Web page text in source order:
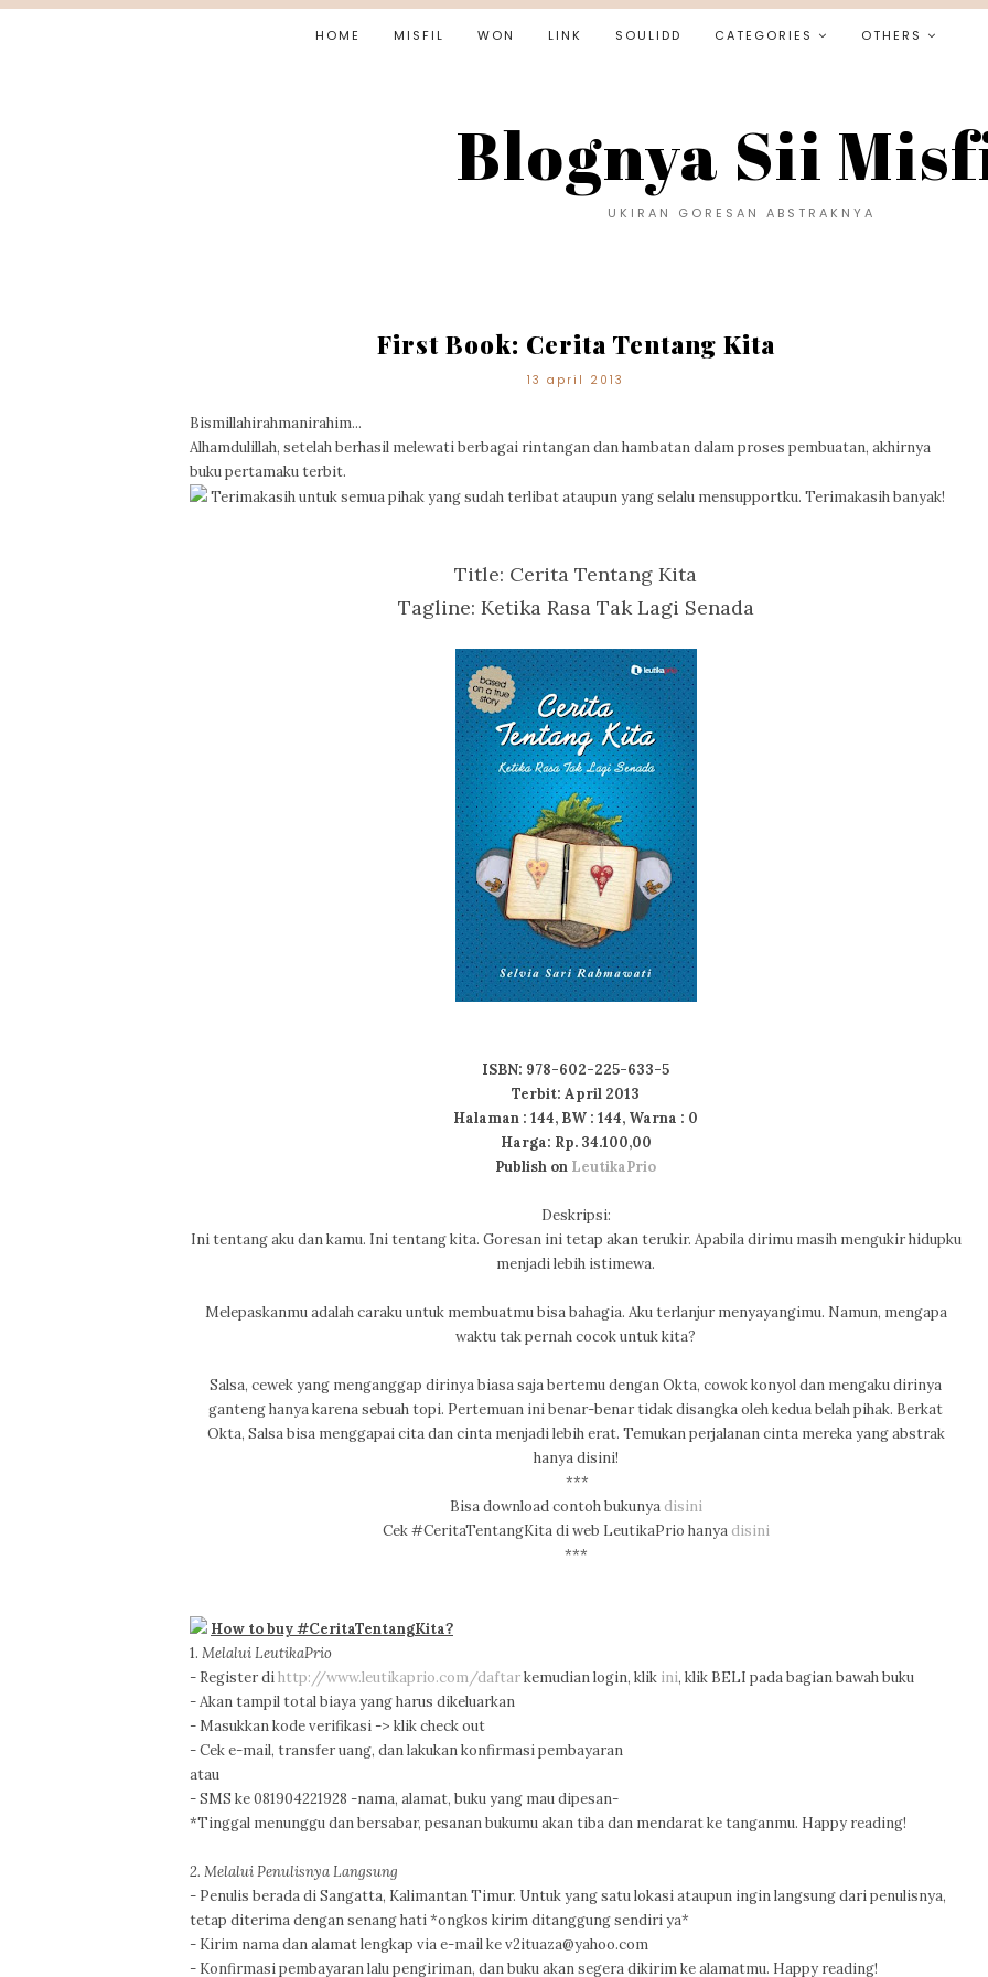
HOME MISFIL WON LINK SOULIDD CATEGORIES OTHERS
Blognya Sii
UKIRAN GORESAN ABSTRAKNYA
First Book: Cerita Tentang Kita
13 april 2013
Bismillahirahmanirahim...
Alhamdulillah, setelah berhasil melewati berbagai rintangan dan hambatan dalam proses pembuatan, akhirnya
buku pertamaku terbit.
Terimakasih untuk semua pihak yang sudah terlibat ataupun yang selalu mensupportku. Terimakasih banyak!
Title: Cerita Tentang Kita
Tagline: Ketika Rasa Tak Lagi Senada
ISBN: 978-602-225-633-5
Terbit: April 2013
Halaman : 144, BW : 144, Warna : 0
Harga: Rp. 34.100,00
Publish on LeutikaPrio
Deskripsi:
Ini tentang aku dan kamu. Ini tentang kita. Goresan ini tetap akan terukir. Apabila dirimu masih mengukir hidupku
menjadi lebih istimewa.
Melepaskanmu adalah caraku untuk membuatmu bisa bahagia. Aku terlanjur menyayangimu. Namun, mengapa
waktu tak pernah cocok untuk kita?
Salsa, cewek yang menganggap dirinya biasa saja bertemu dengan Okta, cowok konyol dan mengaku dirinya
ganteng hanya karena sebuah topi. Pertemuan ini benar-benar tidak disangka oleh kedua belah pihak. Berkat
Okta, Salsa bisa menggapai cita dan cinta menjadi lebih erat. Temukan perjalanan cinta mereka yang abstrak
hanya disini!
***
Bisa download contoh bukunya disini
Cek #CeritaTentangKita di web LeutikaPrio hanya disini
***
How to buy #CeritaTentangKita?
1. Melalui LeutikaPrio
- Register dihttp://www.leutikaprio.com/daftarkemudian login, klik ini, klik BELI pada bagian bawah buku
- Akan tampil total biaya yang harus dikeluarkan
- Masukkan kode verifikasi -> klik check out
- Cek e-mail, transfer uang, dan lakukan konfirmasi pembayaran
atau
- SMS ke 081904221928 -nama, alamat, buku yang mau dipesan-
*Tinggal menunggu dan bersabar, pesanan bukumu akan tiba dan mendarat ke tanganmu. Happy reading!
2. Melalui Penulisnya Langsung
- Penulis berada di Sangatta, Kalimantan Timur. Untuk yang satu lokasi ataupun ingin langsung dari penulisnya,
tetap diterima dengan senang hati *ongkos kirim ditanggung sendiri ya*
- Kirim nama dan alamat lengkap via e-mail ke v2ituaza@yahoo.com
- Konfirmasi pembayaran lalu pengiriman, dan buku akan segera dikirim ke alamatmu. Happy reading!